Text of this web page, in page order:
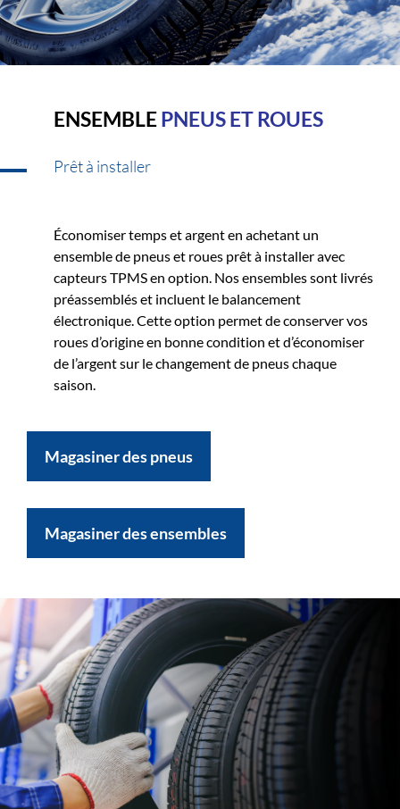
ENSEMBLEPNEUS ET ROUES
Prêt à installer
Économiser temps et argent en achetant un
ensemble de pneus et roues prêt à installer avec
capteurs TPMS en option. Nos ensembles sont livrés
préassemblés et incluent le balancement
électronique. Cette option permet de conserver vos
roues d’origine en bonne condition et d’économiser
de l’argent sur le changement de pneus chaque
saison.
Magasiner des pneus
Magasiner des ensembles